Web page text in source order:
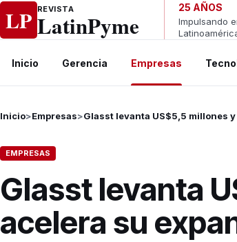
Ir al contenido
LP REVISTA
LatinPyme
25 AÑOS
Impulsando
Inicio Gerencia Empresas
Inicio>Empresas>Glasst levanta US$5,5 millones
EMPRESAS
Glasst levanta
acelera su